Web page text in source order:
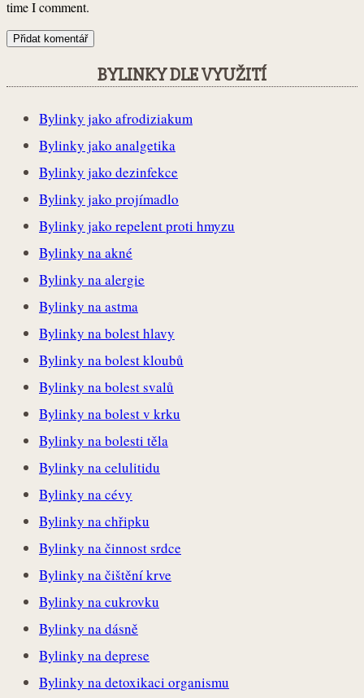
time I comment.
BYLINKY DLE VYUŽITÍ
Bylinky jako afrodiziakum
Bylinky jako analgetika
Bylinky jako dezinfekce
Bylinky jako projímadlo
Bylinky jako repelent proti hmyzu
Bylinky na akné
Bylinky na alergie
Bylinky na astma
Bylinky na bolest hlavy
Bylinky na bolest kloubů
Bylinky na bolest svalů
Bylinky na bolest v krku
Bylinky na bolesti těla
Bylinky na celulitidu
Bylinky na cévy
Bylinky na chřipku
Bylinky na činnost srdce
Bylinky na čištění krve
Bylinky na cukrovku
Bylinky na dásně
Bylinky na deprese
Bylinky na detoxikaci organismu